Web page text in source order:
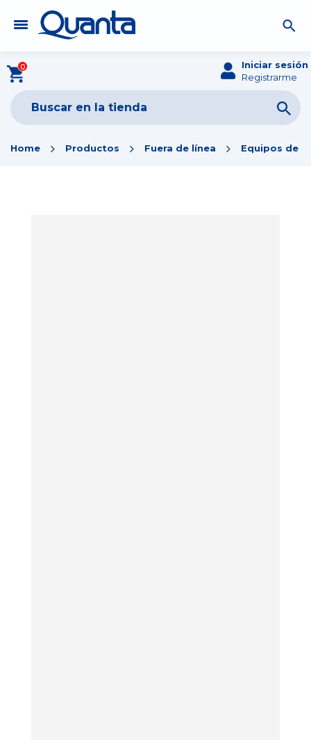
0
Iniciar sesión
Registrarme
Home Productos Fuera de línea Equipos de